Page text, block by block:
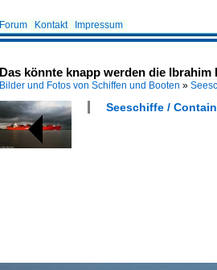
Forum Kontakt Impressum
Das könnte knapp werden die Ibrahim
Bilder und Fotos von Schiffen und Booten »
Seeschiffe /